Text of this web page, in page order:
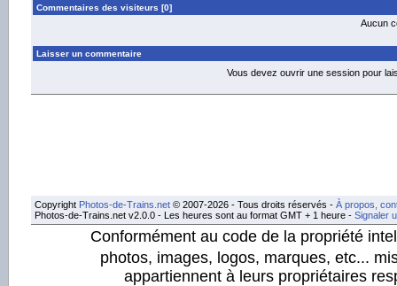
Commentaires des visiteurs [0]
Aucun
Laisser un commentaire
Vous devez ouvrir une session pour
Copyright Photos-de-Trains.net © 2007-2026 - Tous droits réservés - À propos,
Photos-de-Trains.net v2.0.0 - Les heures sont au format GMT + 1 heure - Signaler
Conformément au code de la propriété
photos, images, logos, marques, etc...
appartiennent à leurs propriétaires